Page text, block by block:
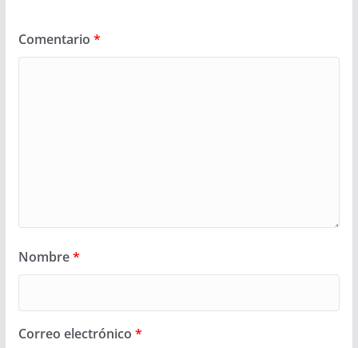
Comentario *
Nombre*
Correo electrónico *